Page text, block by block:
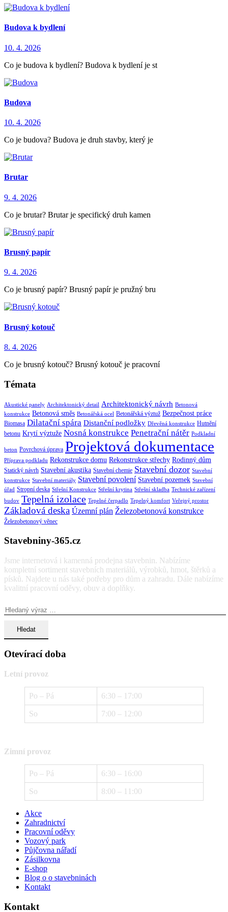
Budova k bydlení
10. 4. 2026
Co je budova k bydlení? Budova k bydlení je st
Budova
10. 4. 2026
Co je budova? Budova je druh stavby, který je
Brutar
9. 4. 2026
Co je brutar? Brutar je specifický druh kamen
Brusný papír
9. 4. 2026
Co je brusný papír? Brusný papír je pružný bru
Brusný kotouč
8. 4. 2026
Co je brusný kotouč? Brusný kotouč je pracovní
Témata
Akustické panely Architektonický detail Architektonický návrh Betonová
konstrukce Betonová směs Betonářská ocel Betonářská výztuž Bezpečnost práce
Biomasa Dilatační spára Distanční podložky Dřevěná konstrukce Hutnění
betonu Krytí výztuže Nosná konstrukce Penetrační nátěr Podkladní
beton Povrchová úprava Projektová dokumentace
Příprava podkladu Rekonstrukce domu Rekonstrukce střechy Rodinný dům
Statický návrh Stavební akustika Stavební chemie Stavební dozor Stavební
konstrukce Stavební materiály Stavební povolení Stavební pozemek Stavební
úřad Stropní deska Střešní Konstrukce Střešní krytina Střešní skladba Technické zařízení
budov Tepelná izolace Tepelné čerpadlo Tepelný komfort Veřejný prostor
Základová deska Územní plán Železobetonová konstrukce
Železobetonový věnec
Stavebniny-365.cz
Jsme internetová i kamenná prodejna stavebnin. Nabízíme
kompletní sortiment stavebních materiálů, výrobků, hmot, štěrků a
písků. Najdete u nás také potřeby pro dům a zahradu. Dále nabízíme
kvalitní pracovní oděvy, obuv a doplňky.
Otevírací doba
Letní provoz
Po – Pá 6:30 – 17:00
So 7:00 – 12:00
Zimní provoz
Po – Pá 6:30 – 16:00
So 8:00 – 11:00
Akce
Zahradnictví
Pracovní oděvy
Vozový park
Půjčovna nářadí
Zásilkovna
E-shop
Blog o o stavebninách
Kontakt
Kontakt